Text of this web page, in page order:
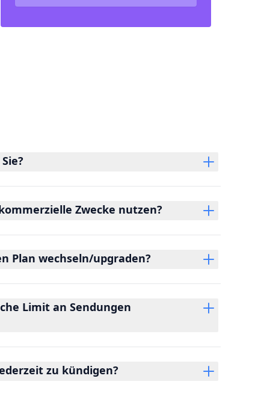
Zwecke nutzen?
Plan wechseln/upgraden?
Limit an Sendungen
zu kündigen?